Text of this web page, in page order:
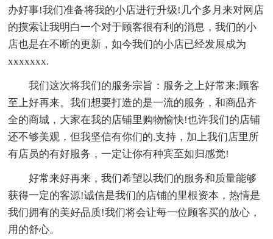
办好事!我们准备将我的小店进行升级!几个多月来对网店
的摸索让我明白一个对于顾客很有利的消息，我们的小
店也是在不断的更新，如今我们的小店已经发展成为
xxxxxxx.
我们这次将我们的服务宗旨：服务之上好常来;顾客
至上好再来。我们想要打造的是一流的服务，和商品齐
全的商城，大家在我的店铺里购物愉快!也许我们的店铺
还不够美观，但我坚信有你们的.支持，加上我们店里所
有店员的有好服务，一定让你有种宾至如归感觉!
好常来好再来，我们希望以我们的服务和质量能够
获得一定的客源!诚信是我们的店铺的里根资本，热情是
我们拥有的美好品质!我们将会让每一位顾客买的放心，
用的舒心。